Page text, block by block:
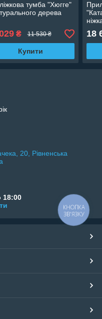
тумба "Хюгге"
дерева
₴ 11 530 ₴
Купити
18
20, Рівненська
18:00
КНОПКА
ЗВ'ЯЗКУ